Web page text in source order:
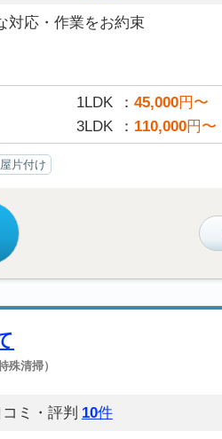
対応・作業をお約束
1LDK 45,000円〜
3LDK 110,000円〜
片付け
殊清掃）
ミ・評判 10件